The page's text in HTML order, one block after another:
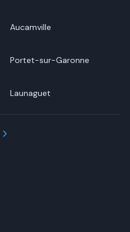
Aucamville
Portet-sur-Garonne
Launaguet